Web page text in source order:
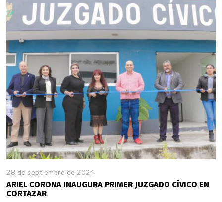
28 de septiembre de 2024
ARIEL CORONA INAUGURA PRIMER JUZGADO CÍVICO EN
CORTAZAR